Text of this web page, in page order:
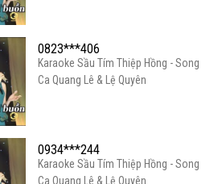
0823***406
Karaoke Sầu Tím Thiệp Hồng - Song
Ca Quang Lê & Lệ Quyên
0934***244
Karaoke Sầu Tím Thiệp Hồng - Song
Ca Quang Lê & Lệ Quyên